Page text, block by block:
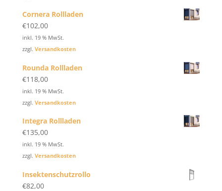
Cornera Rollladen
€102,00
inkl. 19 % MwSt.
zzgl. Versandkosten
Rounda Rollladen
€118,00
inkl. 19 % MwSt.
zzgl. Versandkosten
Integra Rollladen
€135,00
inkl. 19 % MwSt.
zzgl. Versandkosten
Insektenschutzrollo
€82,00